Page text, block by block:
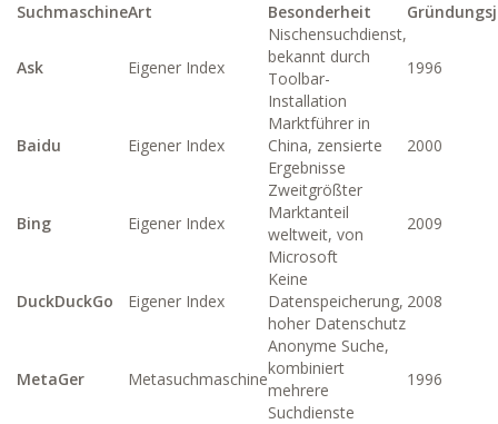
SuchmaschineArt Besonderheit
Ask Eigener Index
Nischensuchdienst,
bekannt durch
Toolbar-
Installation
1996
Baidu Eigener Index
Marktführer in
China, zensierte
Ergebnisse
2000
Bing Eigener Index
Zweitgrößter
Marktanteil
weltweit, von
Microsoft
2009
DuckDuckGo Eigener Index
Keine
Datenspeicherung,
hoher Datenschutz
2008
MetaGer Metasuchmaschine
Anonyme Suche,
kombiniert
mehrere
Suchdienste
1996